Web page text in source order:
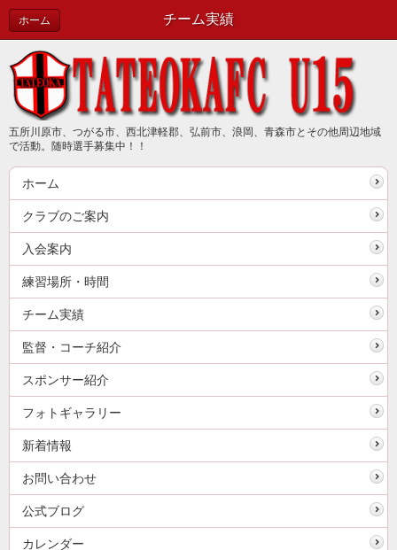
チーム実績
ホーム
五所川原市、つがる市、西北津軽郡、弘前市、浪岡、青森市とその他周辺地域
で活動。随時選手募集中！！
ホーム
クラブのご案内
入会案内
練習場所・時間
チーム実績
監督・コーチ紹介
スポンサー紹介
フォトギャラリー
新着情報
お問い合わせ
公式ブログ
カレンダー